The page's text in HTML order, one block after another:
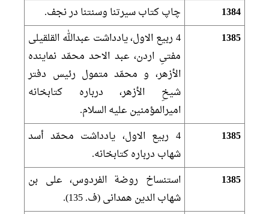
1384
چاپ كتاب سيرتنا وسنتنا در نجف.
1385
4 ربيع الاول، يادداشت عبدالله القلقیلى
مفتىِ اردن، عبد الاحد محمّد نماينده
الأزهر، و محمّد متمول رئيس دفتر
شيخِ الأزهر، درباره كتابخانه
اميرالمؤمنين عليه السلام.
1385
4 ربيع الاول، يادداشت محمّد أسد
شهاب درباره كتابخانه.
1385
استنساخ روضة الفردوس، على بن
شهاب الدين همدانى (ف. 135).